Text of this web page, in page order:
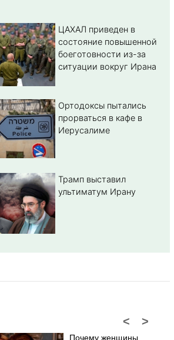
ЦАХАЛ приведен в
состояние повышенной
боеготовности из-за
ситуации вокруг Ирана
Ортодоксы пытались
прорваться в кафе в
Иерусалиме
Трамп выставил
ультиматум Ирану
>
<
Почему женщины